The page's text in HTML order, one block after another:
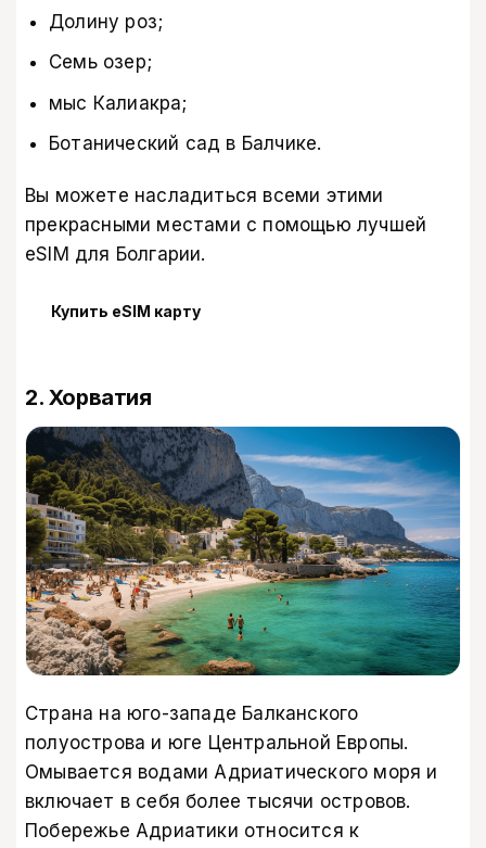
Долину роз;
Семь озер;
мыс Калиакра;
Ботанический сад в Балчике.
Вы можете насладиться всеми этими
прекрасными местами с помощью лучшей
еSIM для Болгарии.
Купить eSIM карту
2. Хорватия
Страна на юго-западе Балканского
полуострова и юге Центральной Европы.
Омывается водами Адриатического моря и
включает в себя более тысячи островов.
Побережье Адриатики относится к